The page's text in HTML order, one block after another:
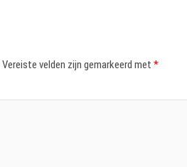
Vereiste velden zijn gemarkeerd met *